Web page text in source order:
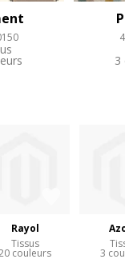
3
Rayol
Tissus
couleurs 3